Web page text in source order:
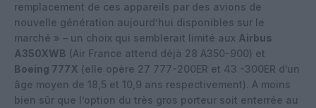
remplacement de ces appareils par des avions de
nouvelle génération aujourd’hui disponibles sur le
marché » – un choix qui semblerait limité aux Airbus
A350XWB (Air France attend déjà 28 A350-900) et
Boeing 777X (elle opère 27 777-200ER et 43 -300ER d’un
âge moyen de 18,5 et 10,9 ans respectivement). A moins
bien sûr que l’option du très gros porteur soit enterrée au